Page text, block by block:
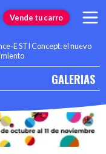
Vende tu carro
E STI Concept: el nuevo
GALERIAS